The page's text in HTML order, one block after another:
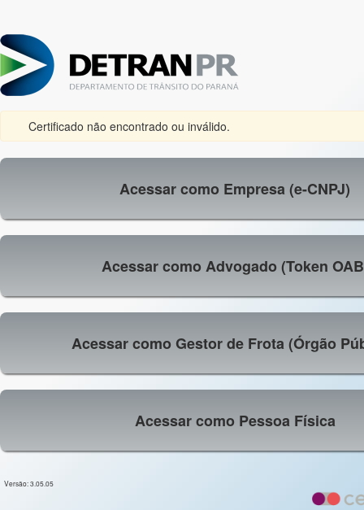
Certificado não encontrado ou inválido.
Acessar como Empresa (e-CNPJ)
Acessar como Advogado (Token
Acessar como Gestor de Frota (Órgão
Acessar como Pessoa Física
Versão: 3.05.05